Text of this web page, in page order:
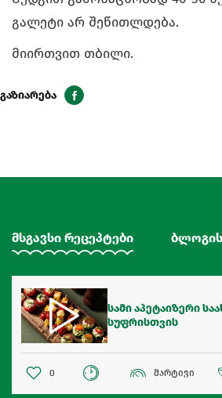
გალეტი არ შეწითლდება.
მიირთვით თბილი.
გაზიარება
მსგავსი რეცეპტები
სამი აპეტაიზერი
სუფრისთვის
0 მარტივი